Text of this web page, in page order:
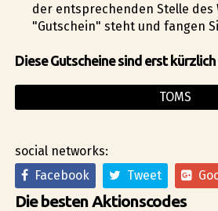
der entsprechenden Stelle des
"Gutschein" steht und fangen
Diese Gutscheine sind erst
TOMS
social networks:
Facebook
Tweet
Die besten Aktionscodes